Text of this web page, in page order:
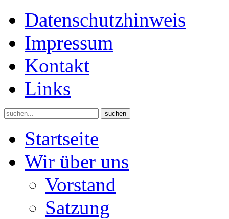
Datenschutzhinweis
Impressum
Kontakt
Links
suchen
Startseite
Wir über uns
Vorstand
Satzung